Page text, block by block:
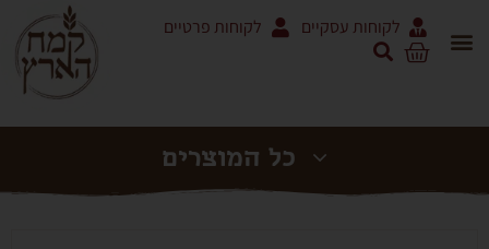
לקוחות עסקיים לקוחות פרטיים